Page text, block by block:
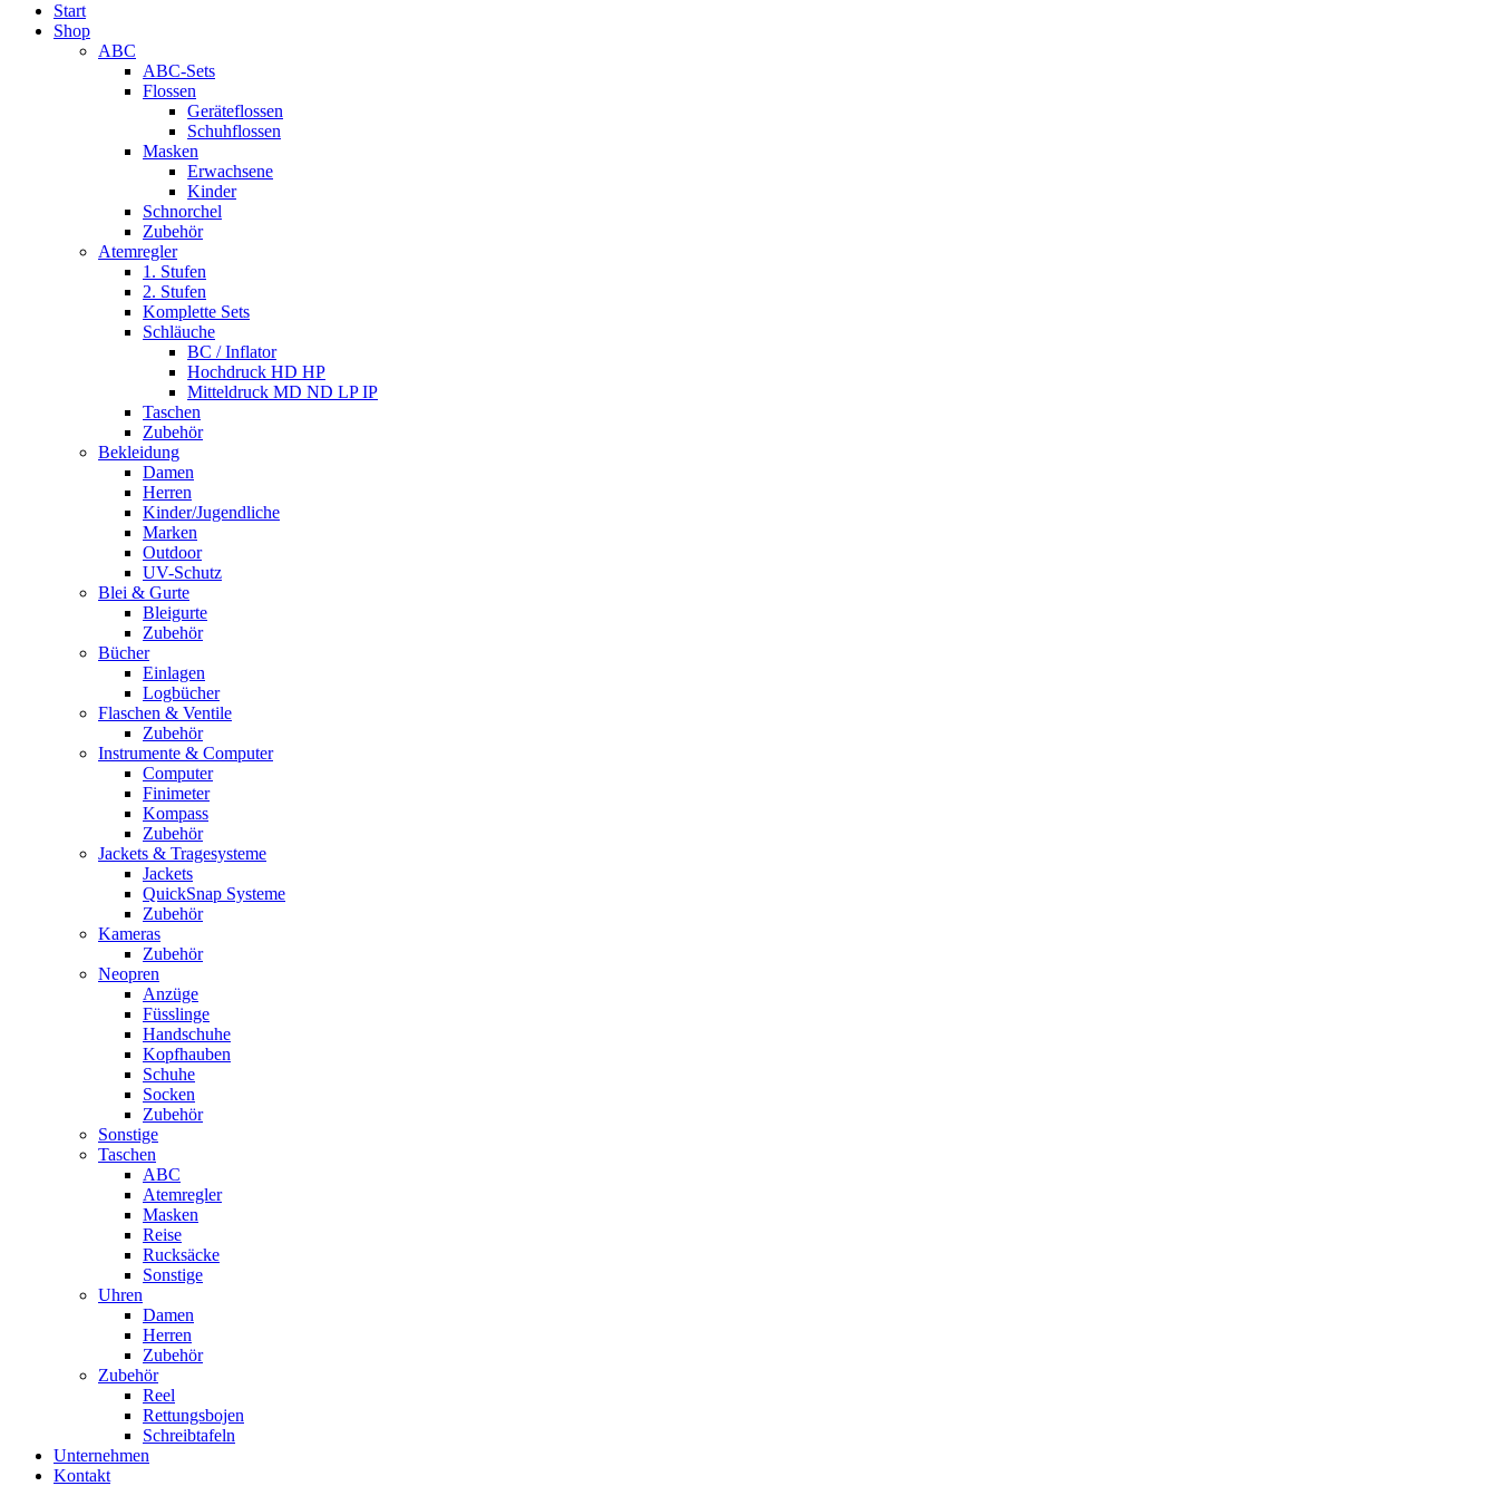
Start
Shop
ABC
ABC-Sets
Flossen
Geräteflossen
Schuhflossen
Masken
Erwachsene
Kinder
Schnorchel
Zubehör
Atemregler
1. Stufen
2. Stufen
Komplette Sets
Schläuche
BC / Inflator
Hochdruck HD HP
Mitteldruck MD ND LP IP
Taschen
Zubehör
Bekleidung
Damen
Herren
Kinder/Jugendliche
Marken
Outdoor
UV-Schutz
Blei & Gurte
Bleigurte
Zubehör
Bücher
Einlagen
Logbücher
Flaschen & Ventile
Zubehör
Instrumente & Computer
Computer
Finimeter
Kompass
Zubehör
Jackets & Tragesysteme
Jackets
QuickSnap Systeme
Zubehör
Kameras
Zubehör
Neopren
Anzüge
Füsslinge
Handschuhe
Kopfhauben
Schuhe
Socken
Zubehör
Sonstige
Taschen
ABC
Atemregler
Masken
Reise
Rucksäcke
Sonstige
Uhren
Damen
Herren
Zubehör
Zubehör
Reel
Rettungsbojen
Schreibtafeln
Unternehmen
Kontakt